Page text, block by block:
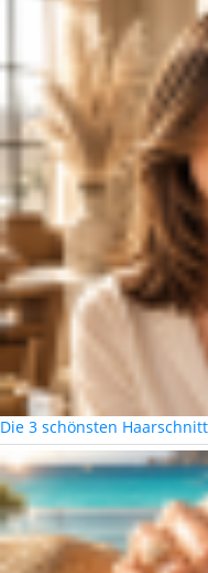
Die 3 schönsten